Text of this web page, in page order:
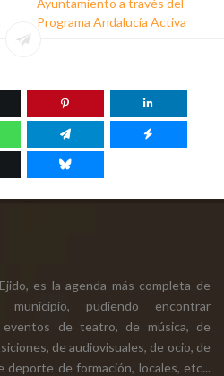
Programa Andalucía Activa
es la agenda más completa de
pudiendo encontrar
eventos de teatro, de música, de
de audiovisuales, de ocio, de
deporte de formación, locales, etc...